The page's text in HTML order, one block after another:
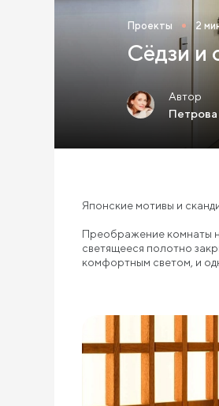
Проекты 2
Сёдзи и
Автор
Японские мотивы и
Преображение комнаты
светящееся полотно
комфортным светом, и